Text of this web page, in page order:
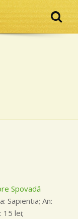
Spovadă
Sapientia; An:
15 lei;